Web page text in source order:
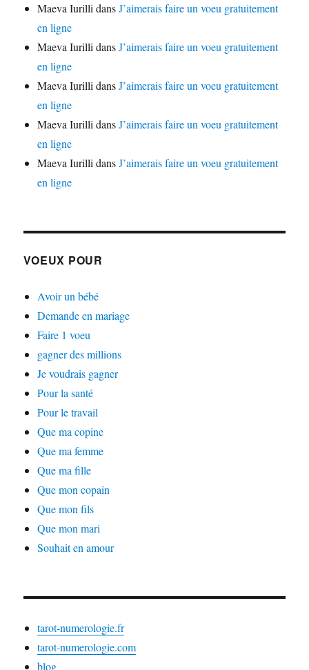
Maeva Iurilli dansJ’aimerais faire un voeu gratuitement
en ligne
Maeva Iurilli dansJ’aimerais faire un voeu gratuitement
en ligne
Maeva Iurilli dansJ’aimerais faire un voeu gratuitement
en ligne
Maeva Iurilli dansJ’aimerais faire un voeu gratuitement
en ligne
Maeva Iurilli dansJ’aimerais faire un voeu gratuitement
en ligne
VOEUX POUR
Avoir un bébé
Demande en mariage
Faire 1 voeu
gagner des millions
Je voudrais gagner
Pour la santé
Pour le travail
Que ma copine
Que ma femme
Que ma fille
Que mon copain
Que mon fils
Que mon mari
Souhait en amour
tarot-numerologie.fr
tarot-numerologie.com
blog